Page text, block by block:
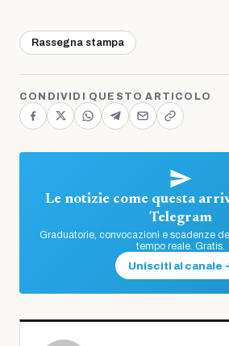
Rassegna stampa
CONDIVIDI QUESTO ARTICOLO
Le notizie come questa
Telegram
Graduatorie, convocazioni e scadenze
tempo reale. Gratis.
Unisciti al canale